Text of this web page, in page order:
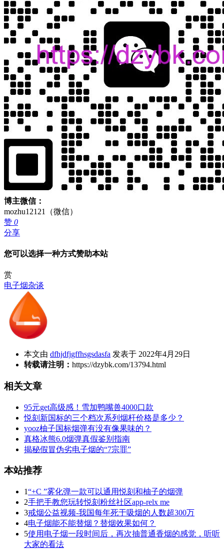
博主微信：
mozhu12121（微信）
赞 0
分享
您可以选择一种方式赞助本站
赏
电子烟杂谈
本文由 dfhjdfjgffhsgsdasfa 发表于 2022年4月29日
转载请注明： https://dzybk.com/13794.html
相关文章
95元get高级感！雪加鸭嘴兽4000口款
悦刻新国标的三个档次系列烟杆价格是多少？
yooz柚子国标烟弹有没有像果味的？
真格冰熊6.0烟弹真假鉴别指南
揭秘假冒伪劣电子烟的“7宗罪”
本站推荐
1“+C ”雾化弹一款可以通用悦刻和柚子的烟弹
2手把手教您玩转悦刻粉丝社区app-relx me
3戒烟公益视频-我国每年死于吸烟的人数超300万
4电子烟能不能替烟？替烟效果如何？
5使用电子烟一段时间后，再次抽普通香烟的感觉，听听
大家的看法